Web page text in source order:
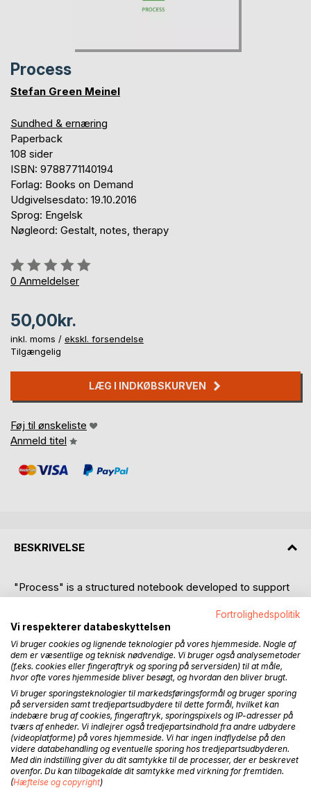
Process
Stefan Green Meinel
Sundhed & ernæring
Paperback
108 sider
ISBN: 9788771140194
Forlag: Books on Demand
Udgivelsesdato: 19.10.2016
Sprog: Engelsk
Nøgleord: Gestalt, notes, therapy
Anmeldelse::
0%
0 Anmeldelser
50,00kr.
inkl. moms / ekskl. forsendelse
Tilgængelig
LÆG I INDKØBSKURVEN
Føj til ønskeliste
Anmeld titel
BESKRIVELSE
"Process" is a structured notebook developed to support
and complement individual Gestalt therapy. The notebook
contains five chapters that frame the main aspects of the
therapy. Each chapter has a short introduction and a series
of cues and questions for inspiration.
Process contains 77 pages with space for notes. The
more it is used, the more personal and unique it will
become - a small piece of the soul.
During therapy, Process works as a tool to give focus and
overview. Afterwards - and later in life - the notebook will
be a personal record of the work you did and the
conditions and circumstances, you had to deal with.
Fortrolighedspolitik
Vi respekterer databeskyttelsen
Vi bruger cookies og lignende teknologier på vores hjemmeside. Nogle af
dem er væsentlige og teknisk nødvendige. Vi bruger også analysemetoder
(f.eks. cookies eller fingeraftryk og sporing på serversiden) til at måle,
hvor ofte vores hjemmeside bliver besøgt, og hvordan den bliver brugt.
Vi bruger sporingsteknologier til markedsføringsformål og bruger sporing
på serversiden samt tredjepartsudbydere til dette formål, hvilket kan
indebære brug af cookies, fingeraftryk, sporingspixels og IP-adresser på
tværs af enheder. Vi indlejrer også tredjepartsindhold fra andre udbydere
(videoplatforme) på vores hjemmeside. Vi har ingen indflydelse på den
videre databehandling og eventuelle sporing hos tredjepartsudbyderen.
Med din indstilling giver du dit samtykke til de processer, der er beskrevet
ovenfor. Du kan tilbagekalde dit samtykke med virkning for fremtiden.
(Hæftelse og copyright)